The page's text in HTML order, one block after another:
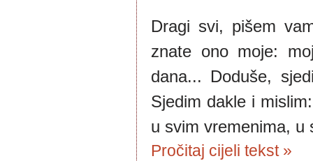
Dragi svi, pišem
znate ono moje:
dana... Doduše,
Sjedim dakle i
u svim vremenima, u
Pročitaj cijeli tekst »